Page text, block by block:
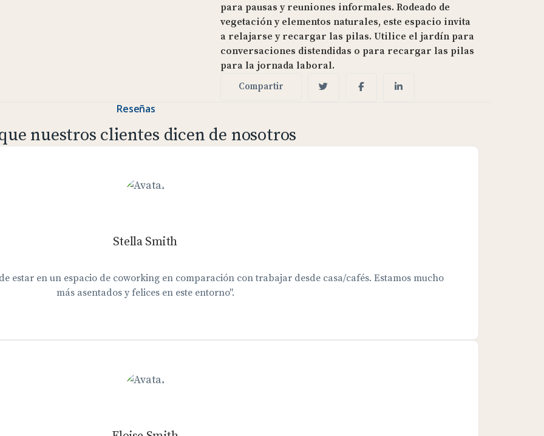
para pausas y reuniones informales. Rodeado de
vegetación y elementos naturales, este espacio invita
a relajarse y recargar las pilas. Utilice el jardín para
conversaciones distendidas o para recargar las pilas
para la jornada laboral.
Compartir
Reseñas
nuestros clientes dicen de nosotros
Stella Smith
estar en un espacio de coworking en comparación con trabajar desde casa/cafés. Estamos mucho
más asentados y felices en este entorno".